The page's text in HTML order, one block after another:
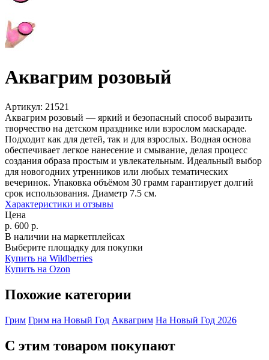
Аквагрим розовый
Артикул: 21521
Аквагрим розовый — яркий и безопасный способ выразить
творчество на детском празднике или взрослом маскараде.
Подходит как для детей, так и для взрослых. Водная основа
обеспечивает легкое нанесение и смывание, делая процесс
создания образа простым и увлекательным. Идеальный выбор
для новогодних утренников или любых тематических
вечеринок. Упаковка объёмом 30 грамм гарантирует долгий
срок использования. Диаметр 7.5 см.
Характеристики и отзывы
Цена
р. 600 р.
В наличии на маркетплейсах
Выберите площадку для покупки
Купить на Wildberries
Купить на Ozon
Похожие категории
Грим Грим на Новый Год Аквагрим На Новый Год 2026
С этим товаром покупают